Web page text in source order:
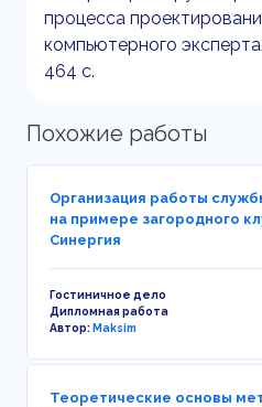
процесса
компьютерного
464 с.
Похожие работы
Организация работы
на примере загородного
Синергия
Гостиничное дело
Дипломная работа
Автор:Maksim
Теоретические основы